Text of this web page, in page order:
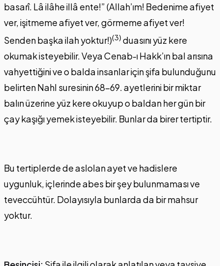
basarî. Lâ ilâhe illâ ente!” (Allah’ım! Bedenime afiyet
ver, işitmeme afiyet ver, görmeme afiyet ver!
Senden başka ilah yoktur!)(3) duasını yüz kere
okumak isteyebilir. Veya Cenab-ı Hakk’ın bal arısına
vahyettiğini ve o balda insanlar için şifa bulunduğunu
belirten Nahl suresinin 68-69. ayetlerini bir miktar
balın üzerine yüz kere okuyup o baldan her gün bir
çay kaşığı yemek isteyebilir. Bunlar da birer tertiptir.
Bu tertiplerde de aslolan ayet ve hadislere
uygunluk, içlerinde abes bir şey bulunmaması ve
teveccühtür. Dolayısıyla bunlarda da bir mahsur
yoktur.